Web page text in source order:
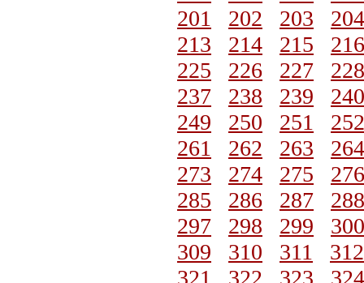
201
202 203
204
213
214 215
216
225
226 227
228
237
238 239
240
249
250 251
252
261
262 263
264
273
274 275
276
285
286 287
288
297
298 299
300
309
310 311
312
321
322 323 324